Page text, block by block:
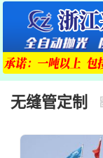
无缝管定制